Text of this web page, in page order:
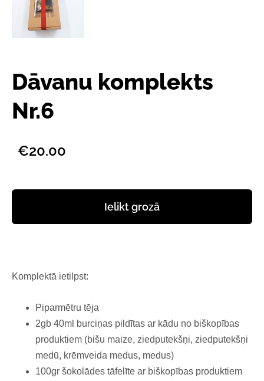
Dāvanu komplekts
Nr.6
€20.00
Ielikt grozā
Komplektā ietilpst:
Piparmētru tēja
2gb 40ml burciņas pildītas ar kādu no biškopības
produktiem (bišu maize, ziedputekšņi, ziedputekšņi
medū, krēmveida medus, medus)
100gr šokolādes tāfelīte ar biškopības produktiem